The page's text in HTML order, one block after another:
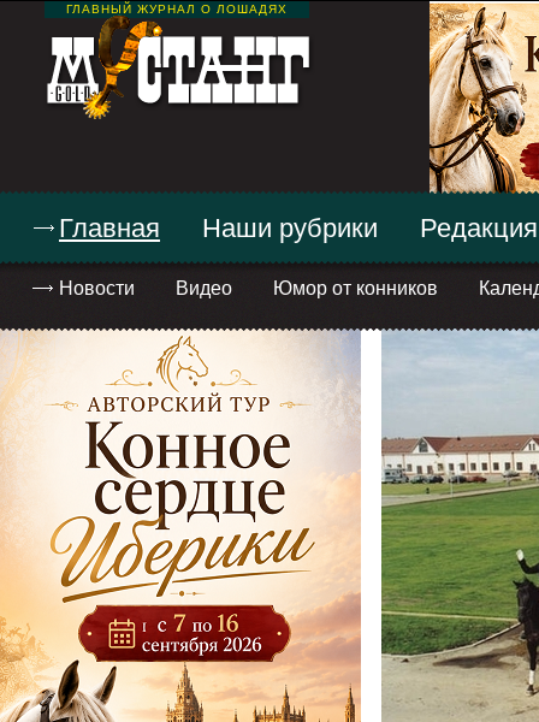
ГЛАВНЫЙ ЖУРНАЛ О ЛОШАДЯХ
Главная
Новости Видео Юмор от конников
Наши рубрики Редакция